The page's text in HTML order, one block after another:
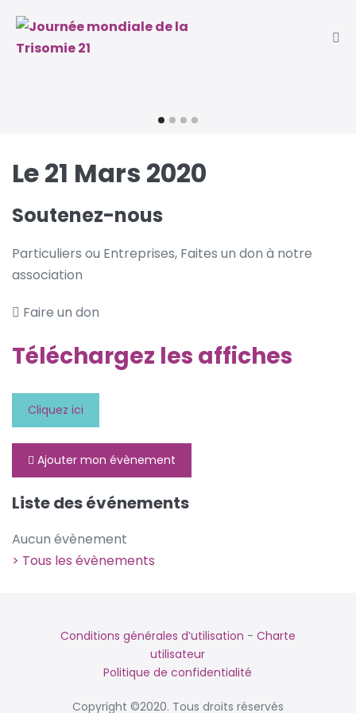
Sauter
au
contenu
Le 21 Mars 2020
Soutenez-nous
Particuliers ou Entreprises, Faites un don à notre
association
Faire un don
Téléchargez les affiches
Cliquez ici
Ajouter mon évènement
Liste des événements
Aucun évènement
> Tous les évènements
Conditions générales d’utilisation - Charte
utilisateur
Politique de confidentialité
Copyright ©2020. Tous droits réservés